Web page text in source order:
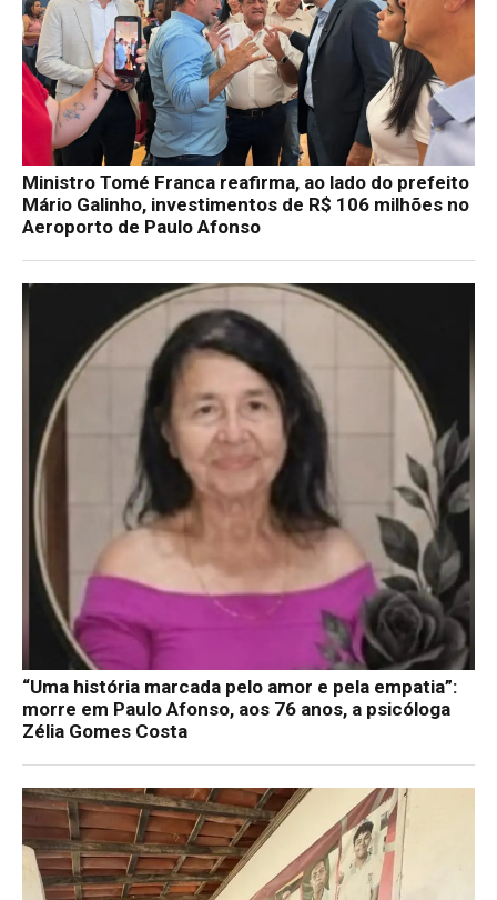
Ministro Tomé Franca reafirma, ao lado do prefeito
Mário Galinho, investimentos de R$ 106 milhões no
Aeroporto de Paulo Afonso
“Uma história marcada pelo amor e pela empatia”:
morre em Paulo Afonso, aos 76 anos, a psicóloga
Zélia Gomes Costa